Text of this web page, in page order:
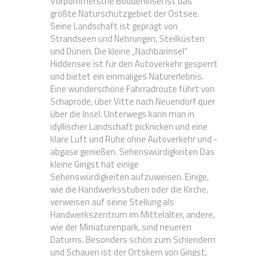
größte Naturschutzgebiet der Ostsee.
Seine Landschaft ist geprägt von
Strandseen und Nehrungen, Steilküsten
und Dünen. Die kleine „Nachbarinsel“
Hiddensee ist für den Autoverkehr gesperrt
und bietet ein einmaliges Naturerlebnis.
Eine wunderschöne Fahrradroute führt von
Schaprode, über Vitte nach Neuendorf quer
über die Insel. Unterwegs kann man in
idyllischer Landschaft picknicken und eine
klare Luft und Ruhe ohne Autoverkehr und -
abgase genießen. Sehenswürdigkeiten Das
kleine Gingst hat einige
Sehenswürdigkeiten aufzuweisen. Einige,
wie die Handwerksstuben oder die Kirche,
verweisen auf seine Stellung als
Handwerkszentrum im Mittelalter, andere,
wie der Miniaturenpark, sind neueren
Datums. Besonders schön zum Schlendern
und Schauen ist der Ortskern von Gingst,